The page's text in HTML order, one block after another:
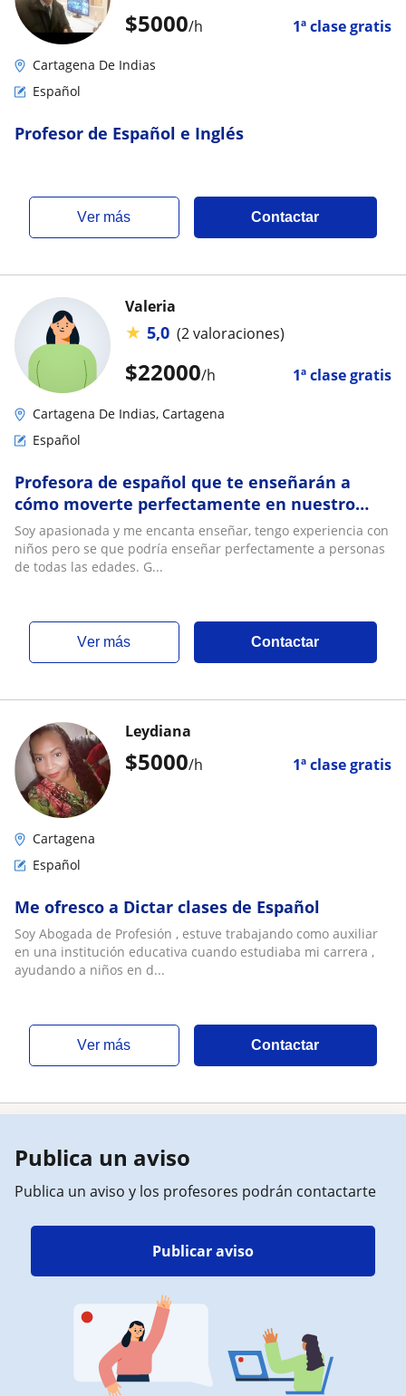
$5000/h 1ª clase gratis
Cartagena De Indias
Español
Profesor de Español e Inglés
ver más Contactar
$22000/h 1ª clase gratis
Valeria
★ 5,0 (2 valoraciones)
Cartagena De Indias, Cartagena
Español
Profesora de español que te enseñarán a
cómo moverte perfectamente en nuestro
idioma y de esta manera interactuar con
todas las personas nativas
Soy apasionada y me encanta enseñar, tengo experiencia con
niños pero se que podría enseñar perfectamente a personas
de todas las edades. G...
ver más Contactar
$5000/h 1ª clase gratis
Leydiana
Cartagena
Español
Me ofresco a Dictar clases de Español
Soy Abogada de Profesión , estuve trabajando como auxiliar
en una institución educativa cuando estudiaba mi carrera ,
ayudando a niños en d...
ver más Contactar
Publica un aviso
Publica un aviso y los profesores podrán contactarte
Publicar aviso